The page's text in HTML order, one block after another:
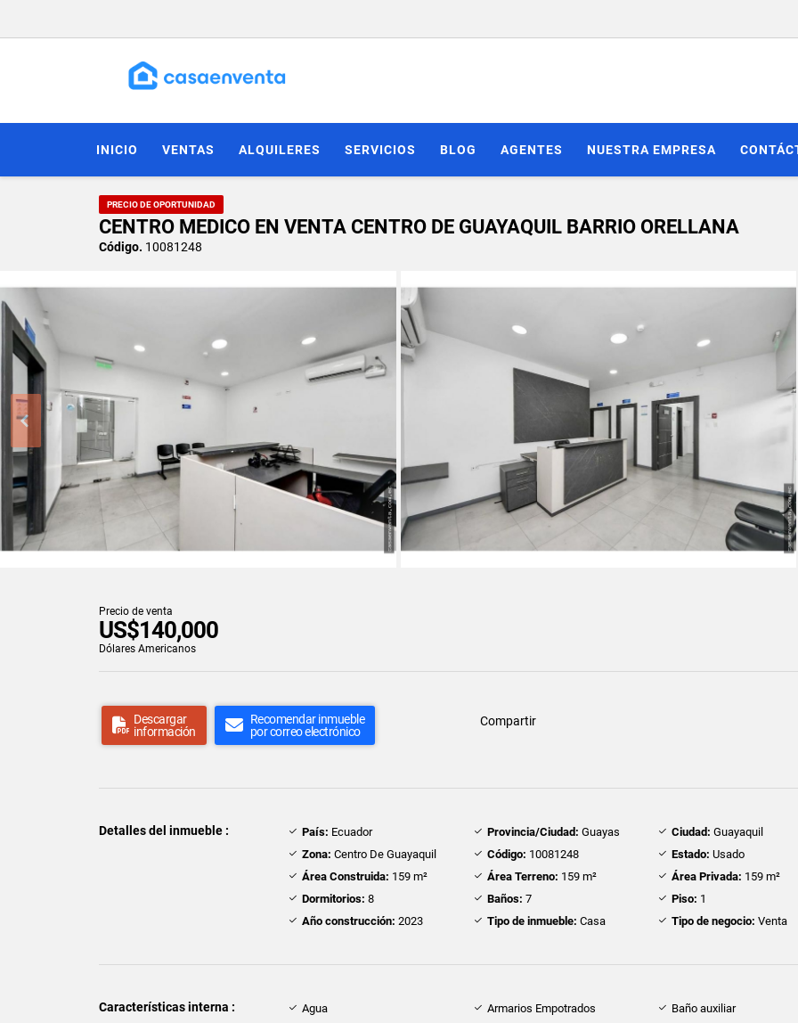
INICIO VENTAS ALQUILERES SERVICIOS BLOG AGENTES NUESTRA EMPRESA
PRECIO DE OPORTUNIDAD
CENTRO MEDICO EN VENTA CENTRO DE GUAYAQUIL BARRIO ORELLANA
Código. 10081248
Precio de venta
US$140,000
Dólares Americanos
Descargar
información
Recomendar inmueble
por correo electrónico
Compartir
Detalles del inmueble : País: Ecuador Provincia/Ciudad: Guayas Ciudad: Guayaquil
Zona: Centro De Guayaquil Código: 10081248 Estado: Usado
Área Construida: 159 m² Área Terreno: 159 m² Área Privada: 159 m²
Dormitorios: 8 Baños: 7 Piso: 1
Año construcción: 2023 Tipo de inmueble: Casa Tipo de negocio: Venta
Características interna : Agua Armarios Empotrados
Baño auxiliar